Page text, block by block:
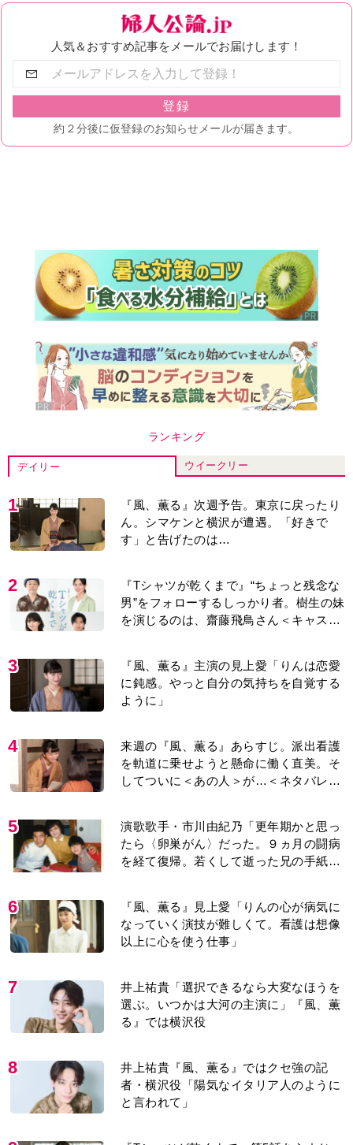
ランキング
デイリー ウイークリー
1
『風、薫る』次週予告。東京に戻ったり
ん。シマケンと横沢が遭遇。「好きで
す」と告げたのは…
2
『Tシャツが乾くまで』“ちょっと残念な
男”をフォローするしっかり者。樹生の妹
を演じるのは、齋藤飛鳥さん＜キャスト
3
『風、薫る』主演の見上愛「りんは恋愛
に鈍感。やっと自分の気持ちを自覚する
ように」
4
来週の『風、薫る』あらすじ。派出看護
を軌道に乗せようと懸命に働く直美。そ
してついに＜あの人＞が…＜ネタバレあ
5
演歌歌手・市川由紀乃「更年期かと思っ
たら〈卵巣がん〉だった。９ヵ月の闘病
を経て復帰。若くして逝った兄の手紙を
6
『風、薫る』見上愛「りんの心が病気に
なっていく演技が難しくて。看護は想像
以上に心を使う仕事」
7
井上祐貴「選択できるなら大変なほうを
選ぶ。いつかは大河の主演に」『風、薫
る』では横沢役
8
井上祐貴『風、薫る』ではクセ強の記
者・横沢役「陽気なイタリア人のように
と言われて」